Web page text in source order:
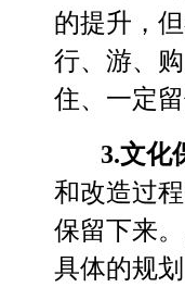
的提升，
行、游、
住、一定
3.文化
和改造过
保留下来
具体的规